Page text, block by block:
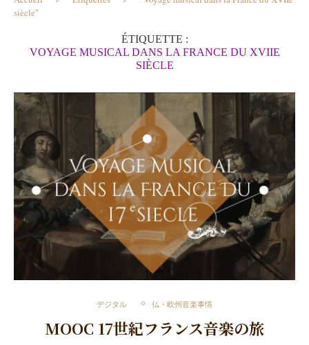
siècle"
ÉTIQUETTE :
VOYAGE MUSICAL DANS LA FRANCE DU XVIIE
SIÈCLE
デジタル 仏・欧州音楽事情
MOOC 17世紀フランス音楽の旅